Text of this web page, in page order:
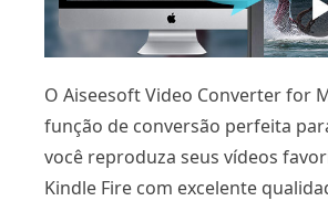
O Aiseesoft Video Converter for
função de conversão perfeita
você reproduza seus vídeos
Kindle Fire com excelente